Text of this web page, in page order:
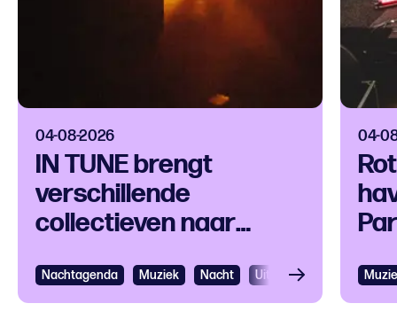
04-08-2026
IN TUNE brengt
verschillende
collectieven naar
Nachtagenda Muziek Nacht Uitgaan
04-
Bekijken